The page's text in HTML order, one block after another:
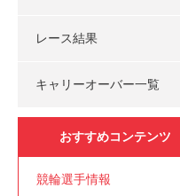
レース結果
キャリーオーバー一覧
おすすめコンテンツ
競輪選手情報